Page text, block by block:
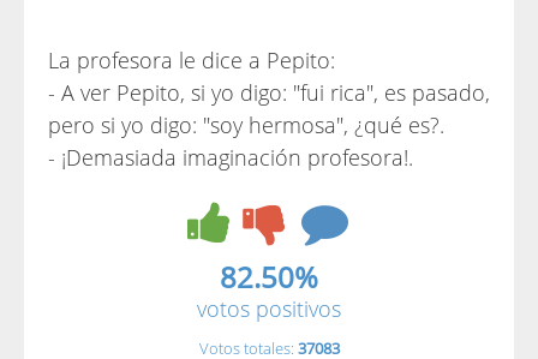
La profesora le dice a Pepito:
- A ver Pepito, si yo digo: "fui rica", es pasado,
pero si yo digo: "soy hermosa", ¿qué es?.
- ¡Demasiada imaginación profesora!.
82.50%
votos positivos
Votos totales: 37083